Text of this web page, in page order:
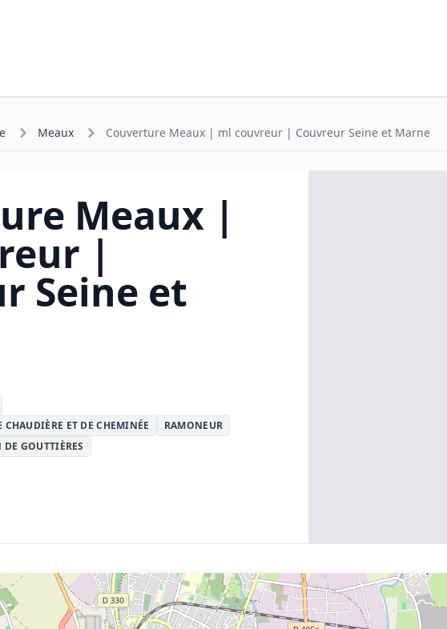
Meaux Couverture Meaux | ml couvreur | Couvreur Seine et Marne
Meaux |
|
Seine et
ET DE CHEMINÉE
RAMONEUR
GOUTTIÈRES